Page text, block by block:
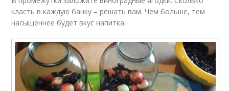
класть в каждую банку – решать вам. Чем больше, тем
насыщеннее будет вкус напитка.